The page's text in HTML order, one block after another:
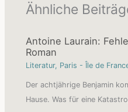
Ähnliche
Antoine Laurain:
Roman
Literatur, Paris - Île de
Der achtjährige Benjamin
Hause. Was für eine